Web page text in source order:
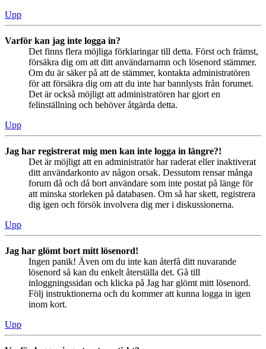
Upp
Varför kan jag inte logga in?
Det finns flera möjliga förklaringar till detta. Först och främst,
försäkra dig om att ditt användarnamn och lösenord stämmer.
Om du är säker på att de stämmer, kontakta administratören
för att försäkra dig om att du inte har bannlysts från forumet.
Det är också möjligt att administratören har gjort en
felinställning och behöver åtgärda detta.
Upp
Jag har registrerat mig men kan inte logga in längre?!
Det är möjligt att en administratör har raderat eller inaktiverat
ditt användarkonto av någon orsak. Dessutom rensar många
forum då och då bort användare som inte postat på länge för
att minska storleken på databasen. Om så har skett, registrera
dig igen och försök involvera dig mer i diskussionerna.
Upp
Jag har glömt bort mitt lösenord!
Ingen panik! Även om du inte kan återfå ditt nuvarande
lösenord så kan du enkelt återställa det. Gå till
inloggningssidan och klicka på Jag har glömt mitt lösenord.
Följ instruktionerna och du kommer att kunna logga in igen
inom kort.
Upp